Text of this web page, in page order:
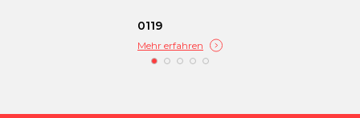
0119
Mehr erfahren